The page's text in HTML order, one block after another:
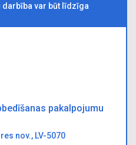
darbība var būt līdzīga
pakalpojumu
nov., LV-5070